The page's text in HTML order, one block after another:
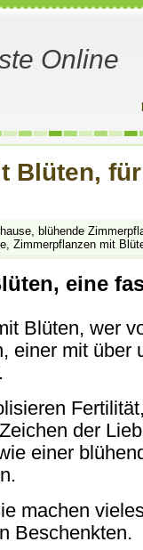
Online
Blüten,
, blühende
, Zimmerpflanzen mit
eine
Blüten, wer
einer mit über
der
einer
machen
Beschenkten.